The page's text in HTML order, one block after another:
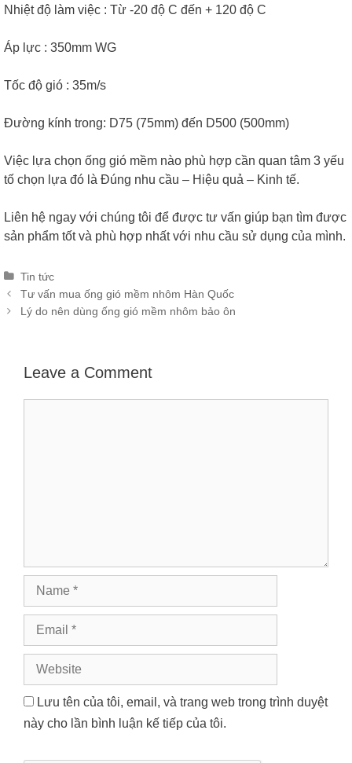
Nhiệt độ làm việc : Từ -20 độ C đến + 120 độ C
Áp lực : 350mm WG
Tốc độ gió : 35m/s
Đường kính trong: D75 (75mm) đến D500 (500mm)
Việc lựa chọn ống gió mềm nào phù hợp cần quan tâm 3 yếu
tố chọn lựa đó là Đúng nhu cầu – Hiệu quả – Kinh tế.
Liên hệ ngay với chúng tôi để được tư vấn giúp bạn tìm được
sản phẩm tốt và phù hợp nhất với nhu cầu sử dụng của mình.
Categories
Tin tức
Post
navigation
Tư vấn mua ống gió mềm nhôm Hàn Quốc
Lý do nên dùng ống gió mềm nhôm bảo ôn
Leave a Comment
Name
Email
Website
Lưu tên của tôi, email, và trang web trong trình duyệt
này cho lần bình luận kế tiếp của tôi.